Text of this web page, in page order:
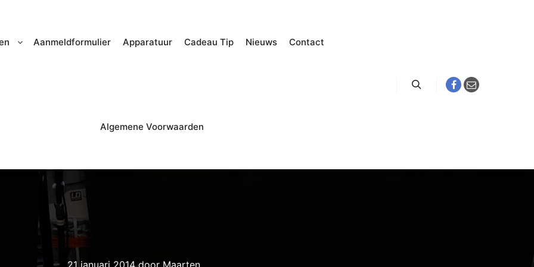
Aanmeldformulier Apparatuur Cadeau Tip Nieuws Contact
Algemene Voorwaarden
21 januari 2014door Maarten